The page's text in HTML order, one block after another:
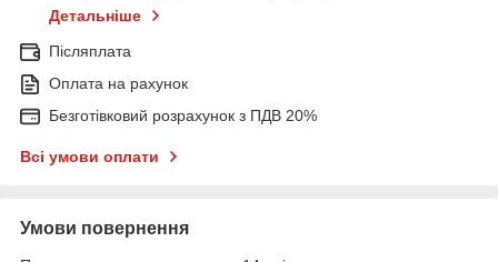
Детальніше
Післяплата
Оплата на рахунок
Безготівковий розрахунок з ПДВ 20%
Всі умови оплати
Умови повернення